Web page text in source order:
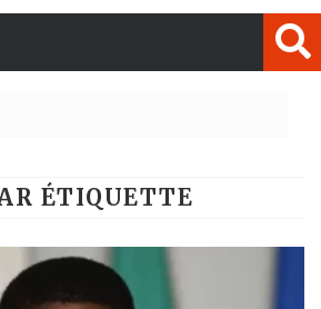
ÉTIQUETTE